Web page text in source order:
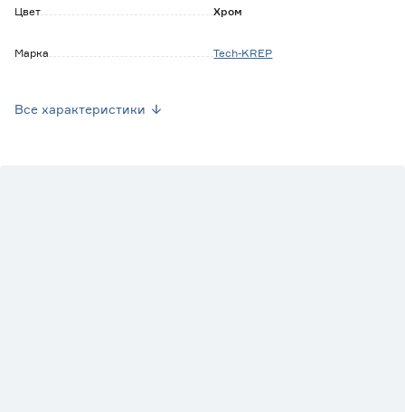
Цвет Хром
Марка Tech-KREP
Все характеристики